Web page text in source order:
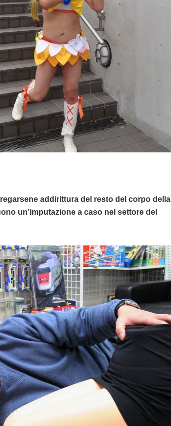
addirittura del resto del corpo della
un’imputazione a caso nel settore del